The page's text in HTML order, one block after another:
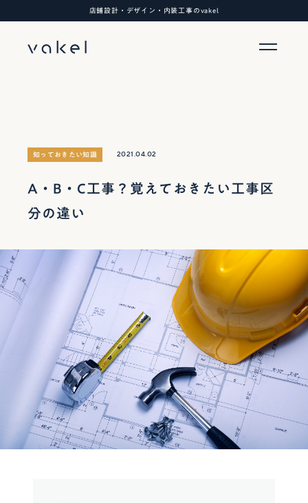
店舗設計・デザイン・内装工事のvakel
知っておきたい知識 2021.04.02
A・B・C工事？覚えておきたい工事区
分の違い